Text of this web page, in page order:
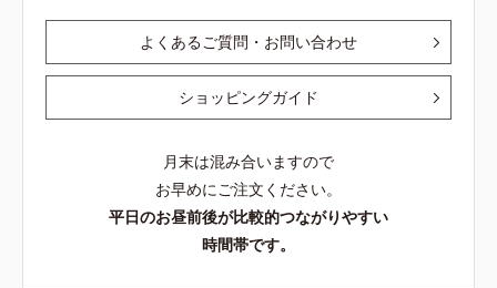
よくあるご質問・お問い合わせ
ショッピングガイド
月末は混み合いますので
お早めにご注文ください。
平日のお昼前後が比較的つながりやすい
時間帯です。